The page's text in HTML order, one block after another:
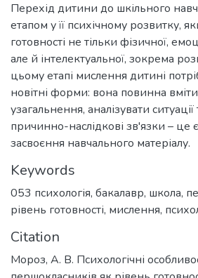
Перехід дитини до шкільного
етапом у її психічному розвитку,
готовності не тільки фізичної,
але й інтелектуальної, зокрема
цьому етапі мислення дитині
новітні форми: вона повинна
узагальнення, аналізувати
причинно-наслідкові зв'язки – це
засвоєння навчального матеріалу.
Keywords
053 психологія, бакалавр, школа,
рівень готовності, мислення,
Citation
Мороз, А. В. Психологічні